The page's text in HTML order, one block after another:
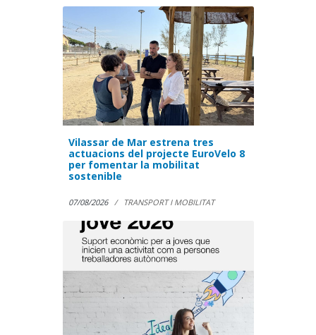
Vilassar de Mar estrena tres
actuacions del projecte EuroVelo 8
per fomentar la mobilitat
sostenible
07/08/2026 TRANSPORT I MOBILITAT